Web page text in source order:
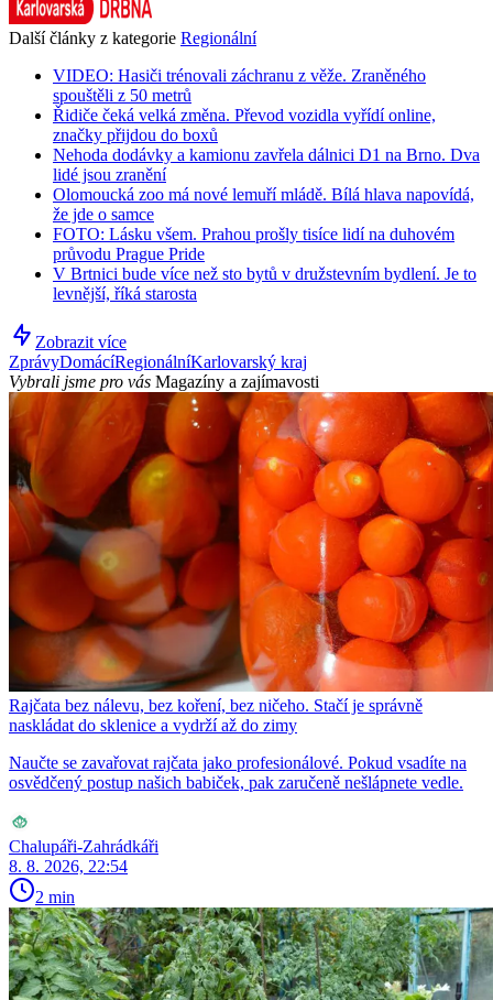
Další články z kategorie Regionální
VIDEO: Hasiči trénovali záchranu z věže. Zraněného
spouštěli z 50 metrů
Řidiče čeká velká změna. Převod vozidla vyřídí online,
značky přijdou do boxů
Nehoda dodávky a kamionu zavřela dálnici D1 na Brno. Dva
lidé jsou zranění
Olomoucká zoo má nové lemuří mládě. Bílá hlava napovídá,
že jde o samce
FOTO: Lásku všem. Prahou prošly tisíce lidí na duhovém
průvodu Prague Pride
V Brtnici bude více než sto bytů v družstevním bydlení. Je to
levnější, říká starosta
Zobrazit více
ZprávyDomácíRegionálníKarlovarský kraj
Vybrali jsme pro vás Magazíny a zajímavosti
Rajčata bez nálevu, bez koření, bez ničeho. Stačí je správně
naskládat do sklenice a vydrží až do zimy
Naučte se zavařovat rajčata jako profesionálové. Pokud vsadíte na
osvědčený postup našich babiček, pak zaručeně nešlápnete vedle.
Chalupáři-Zahrádkáři
8. 8. 2026, 22:54
2 min